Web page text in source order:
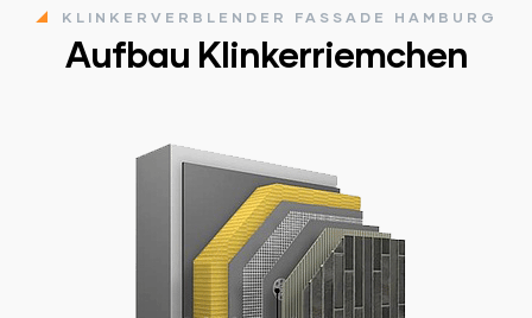
KLINKERVERBLENDER FASSADE HAMBURG
Aufbau Klinkerriemchen